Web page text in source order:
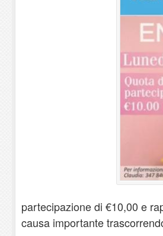
partecipazione di €10,00 e
causa importante